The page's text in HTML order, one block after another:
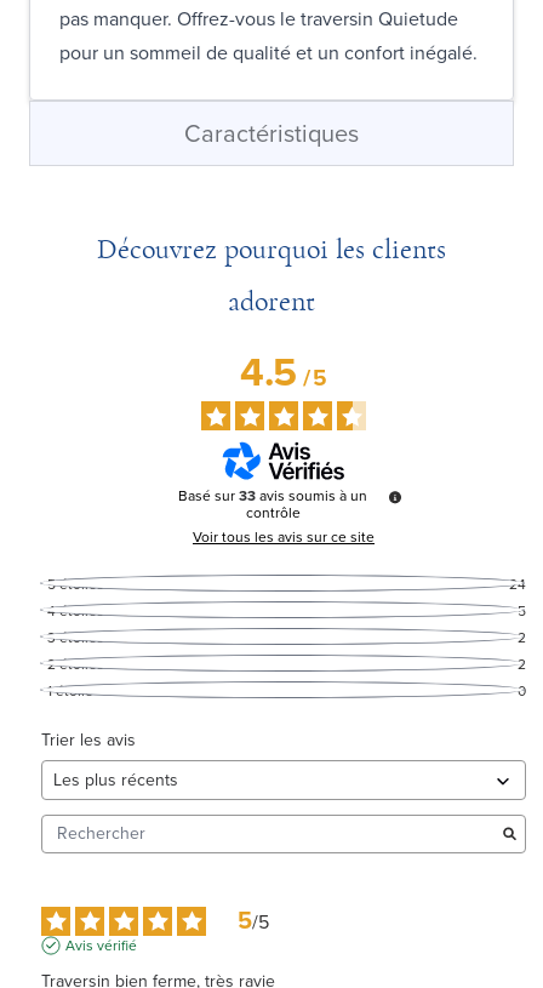
pas manquer. Offrez-vous le traversin Quietude
pour un sommeil de qualité et un confort inégalé.
Caractéristiques
Découvrez pourquoi les clients
adorent
4.5/5
Basé sur33avis soumis à un
contrôle
Voir tous les avis sur ce site
5étoiles
24
4étoiles
5
3étoiles
2
2étoiles
2
1étoile 0
Trier les avis
5/5
Avis vérifié
Traversin bien ferme, très ravie